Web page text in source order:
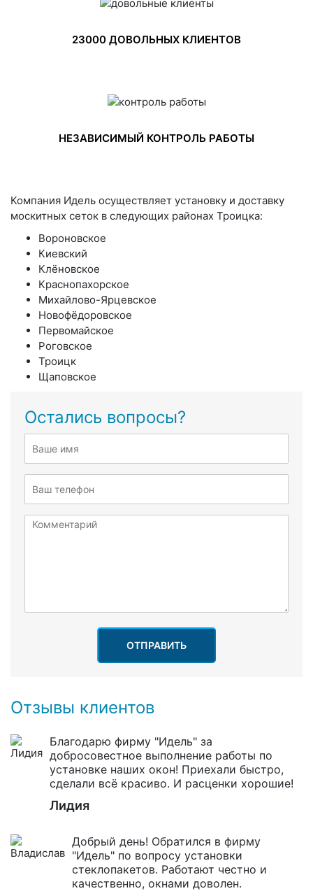
23000 ДОВОЛЬНЫХ КЛИЕНТОВ
НЕЗАВИСИМЫЙ КОНТРОЛЬ РАБОТЫ
Компания Идель осуществляет установку и доставку
москитных сеток в следующих районах Троицка:
Вороновское
Киевский
Клёновское
Краснопахорское
Михайлово-Ярцевское
Новофёдоровское
Первомайское
Роговское
Троицк
Щаповское
Остались вопросы?
ОТПРАВИТЬ
Отзывы клиентов
Благодарю фирму "Идель" за
добросовестное выполнение работы по
установке наших окон! Приехали быстро,
сделали всё красиво. И расценки хорошие!
Лидия
Добрый день! Обратился в фирму
"Идель" по вопросу установки
стеклопакетов. Работают честно и
качественно, окнами доволен.